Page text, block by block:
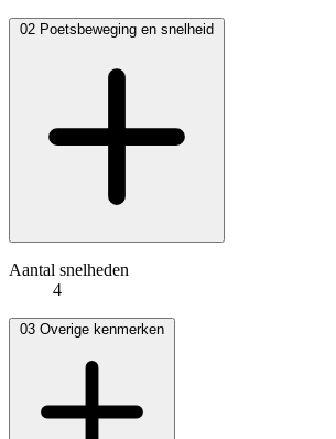
02 Poetsbeweging en snelheid
Aantal snelheden
4
03 Overige kenmerken